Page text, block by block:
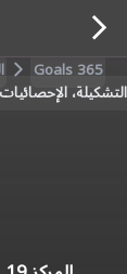
Goals 365
التشكيلة،